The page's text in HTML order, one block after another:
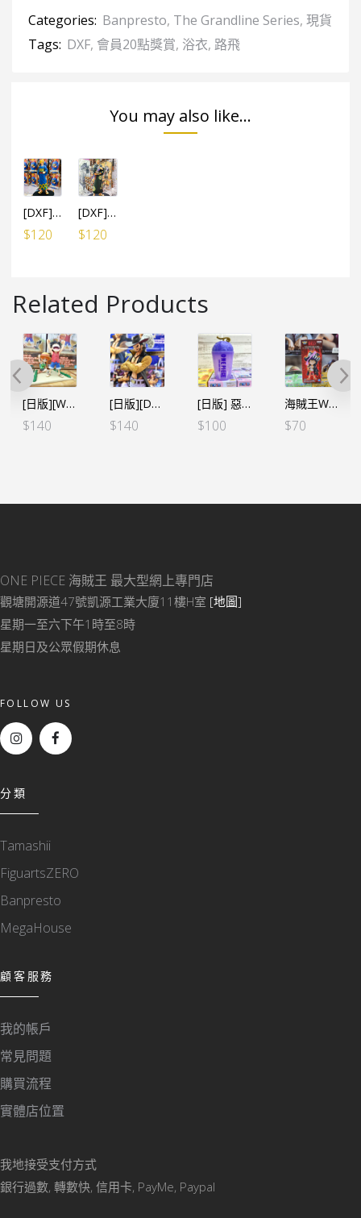
Categories: Banpresto, The Grandline Series, 現貨
Tags: DXF, 會員20點獎賞, 浴衣, 路飛
You may also like...
[DXF] 海賊王 THE GRANDLINE SERIES～和之國 浴衣造型 山治（行）
$120
[DXF] 海賊王 THE GRANDLINE SERIES～和之國 浴衣造型 卓洛（行）
$120
Related Products
[日版][WCF LOG STORIES] 海賊王 VOL.9 路飛&娜美 当たり前だ!!!!!
$140
[日版][DXF] 海賊王 ～THE GRANDLINE SERIES～EXTRA 鷹眼
$140
[日版] 惡魔果實造型冷飲杯 路飛橡膠果實 *不能放入60度以上熱水
$100
海賊王WCF -FILM RED- VOL.1 路飛（行）
$70
ONE PIECE 海賊王 最大型網上專門店
觀塘開源道47號凱源工業大廈11樓H室 [地圖]
星期一至六下午1時至8時
星期日及公眾假期休息
FOLLOW US
分類
Tamashii
FiguartsZERO
Banpresto
MegaHouse
顧客服務
我的帳戶
常見問題
購買流程
實體店位置
我地接受支付方式
銀行過數, 轉數快, 信用卡, PayMe, Paypal